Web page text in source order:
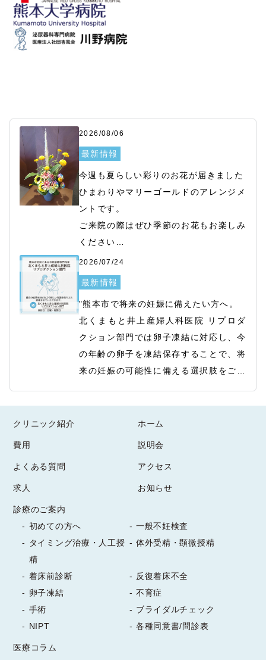
2026/08/06
最新情報
今週も夏らしい彩りのお花が届きました
ひまわりやマリーゴールドのアレンジメ
ントです。
ご来院の際はぜひ季節のお花もお楽しみ
ください
スタッフ一同、皆さまを笑顔でお迎えい
たします。
2026/07/24
最新情報
"熊本市で将来の妊娠に備えたい方へ。
北くまもと井上産婦人科医院 リプロダ
クション部門では卵子凍結に対応し、今
の年齢の卵子を凍結保存することで、将
来の妊娠の可能性に備える選択肢をご提
卵子は年齢とともに質が低下しやすいた
め、若い時期の卵子凍結は、加齢による
ご自身のキャリアやライフプランに合わ
せて、妊娠・出産の時期を主体的に考え
来設計に寄り添いながら丁寧にご案内い
たします。"
2026/07/22
雲竜柳を使った夏らしいアレンジとなっ
今週もスタッフ一同、笑顔で皆さまをお
最新情報
今回のお花は涼し気なリンドウと、対象
的な黄色のカラーが鮮やかなアレンジと
なっております。
梅雨明けし、本格的な暑さが始まります
クリニック紹介 ホーム
費用 説明会
よくある質問 アクセス
求人 お知らせ
診療のご案内
初めての方へ
一般不妊検査
タイミング治療・人工授
精
体外受精・顕微授精
着床前診断
反復着床不全
卵子凍結
不育症
手術
ブライダルチェック
NIPT
各種同意書/問診表
医療コラム